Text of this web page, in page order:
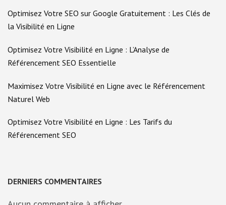
Optimisez Votre SEO sur Google Gratuitement : Les Clés de
la Visibilité en Ligne
Optimisez Votre Visibilité en Ligne : L’Analyse de
Référencement SEO Essentielle
Maximisez Votre Visibilité en Ligne avec le Référencement
Naturel Web
Optimisez Votre Visibilité en Ligne : Les Tarifs du
Référencement SEO
DERNIERS COMMENTAIRES